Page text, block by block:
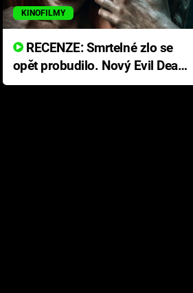
KINOFILMY
RECENZE: Smrtelné zlo se
opět probudilo. Nový Evil Dead
přichází s neodolatelnou